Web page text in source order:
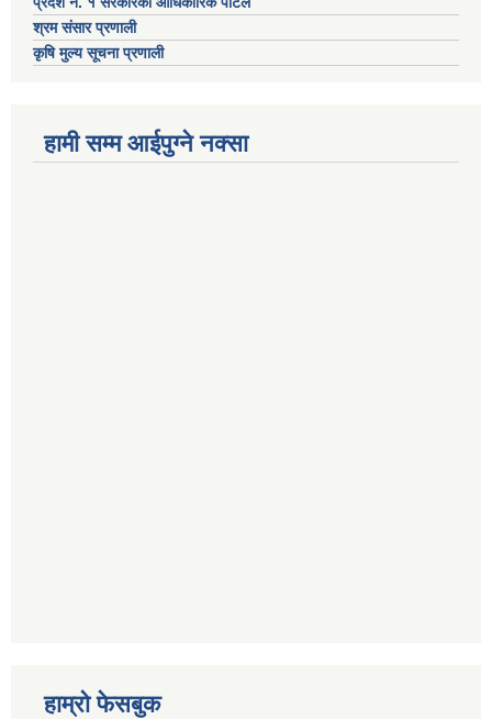
श्रम संसार प्रणाली
कृषि मुल्य सूचना प्रणाली
हामी सम्म आईपुग्ने नक्सा
हाम्रो फेसबुक